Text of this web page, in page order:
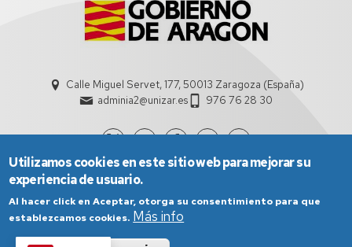
Calle Miguel Servet, 177, 50013 Zaragoza (España)
adminia2@unizar.es
976 76 28 30
Utilizamos cookies en este sitio web para mejorar su
experiencia de usuario.
Al hacer click en Aceptar, otorga su consentimiento para que
establezcamos cookies. Más info